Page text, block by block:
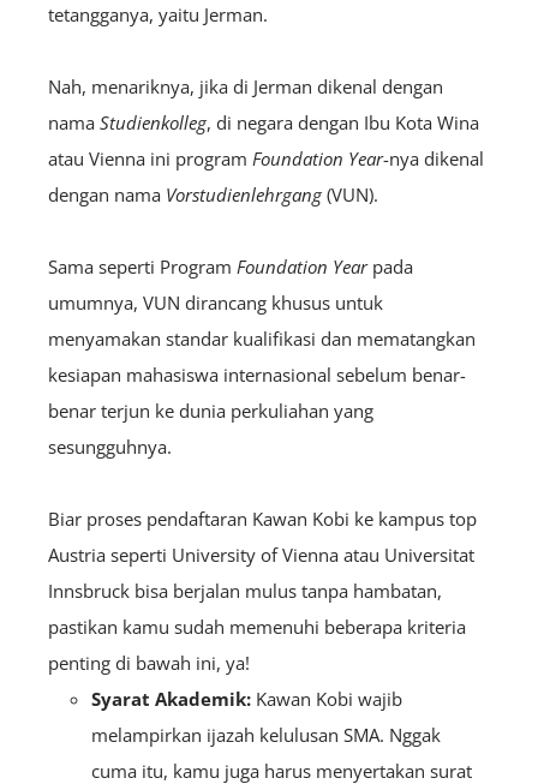
tetangganya, yaitu Jerman.
Nah, menariknya, jika di Jerman dikenal dengan
nama Studienkolleg, di negara dengan Ibu Kota Wina
atau Vienna ini program Foundation Year-nya dikenal
dengan nama Vorstudienlehrgang(VUN).
Sama seperti Program Foundation Yearpada
umumnya, VUN dirancang khusus untuk
menyamakan standar kualifikasi dan mematangkan
kesiapan mahasiswa internasional sebelum benar-
benar terjun ke dunia perkuliahan yang
sesungguhnya.
Biar proses pendaftaran Kawan Kobi ke kampus top
Austria seperti University of Vienna atau Universitat
Innsbruck bisa berjalan mulus tanpa hambatan,
pastikan kamu sudah memenuhi beberapa kriteria
penting di bawah ini, ya!
Syarat Akademik: Kawan Kobi wajib
melampirkan ijazah kelulusan SMA. Nggak
cuma itu, kamu juga harus menyertakan surat